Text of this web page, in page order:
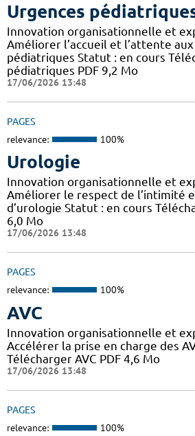
Urgences
Innovation organisationnelle et
Améliorer l’accueil et l’attente
pédiatriques Statut : en cours
pédiatriques PDF 9,2 Mo
17/06/2026 13:48
PAGES
relevance: 100%
Urologie
Innovation organisationnelle et
Améliorer le respect de l’intimité
d’urologie Statut : en cours
6,0 Mo
17/06/2026 13:48
PAGES
relevance: 100%
AVC
Innovation organisationnelle et
Accélérer la prise en charge des
Télécharger AVC PDF 4,6 Mo
17/06/2026 13:48
PAGES
relevance: 100%